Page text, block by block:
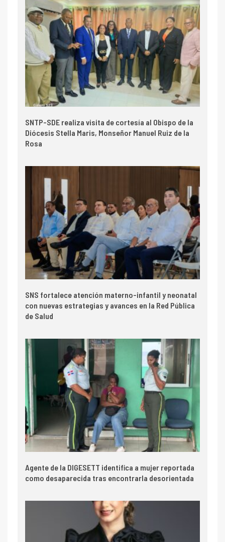
SNTP-SDE realiza visita de cortesía al Obispo de la
Diócesis Stella Maris, Monseñor Manuel Ruiz de la
Rosa
SNS fortalece atención materno-infantil y neonatal
con nuevas estrategias y avances en la Red Pública
de Salud
Agente de la DIGESETT identifica a mujer reportada
como desaparecida tras encontrarla desorientada